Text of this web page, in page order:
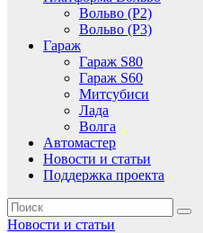
Вольво (P2)
Вольво (P3)
Гараж
Гараж S80
Гараж S60
Митсубиси
Лада
Волга
Автомастер
Новости и статьи
Поддержка проекта
Новости и статьи